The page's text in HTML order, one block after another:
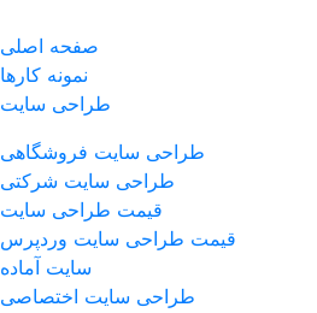
صفحه اصلی
طراحی سایت
طراحی سایت فروشگاهی
طراحی سایت شرکتی
قیمت طراحی سایت
قیمت طراحی سایت وردپرس
طراحی سایت اختصاصی